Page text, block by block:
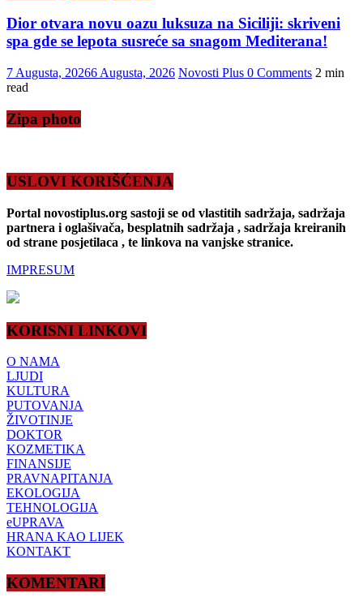
Dior otvara novu oazu luksuza na Siciliji: skriveni
spa gde se lepota susreće sa snagom Mediterana!
7 Augusta, 20266 Augusta, 2026 Novosti Plus 0 Comments 2 min
read
Zipa photo
USLOVI KORIŠĆENJA
Portal novostiplus.org sastoji se od vlastitih sadržaja, sadržaja
partnera i oglašivača, besplatnih sadržaja , sadržaja kreiranih
od strane posjetilaca , te linkova na vanjske stranice.
IMPRESUM
KORISNI LINKOVI
O NAMA
LJUDI
KULTURA
PUTOVANJA
ŽIVOTINJE
DOKTOR
KOZMETIKA
FINANSIJE
PRAVNAPITANJA
EKOLOGIJA
TEHNOLOGIJA
eUPRAVA
HRANA KAO LIJEK
KONTAKT
KOMENTARI